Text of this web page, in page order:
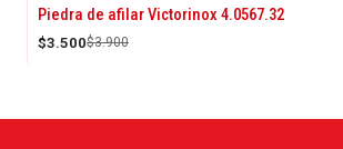
-10%
OFF
Piedra de afilar Victorinox 4.0567.32
$3.500$3.900